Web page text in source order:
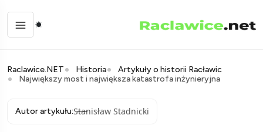
Raclawice.NET Historia
Artykuły o historii Racławic
Największy most i największa katastrofa inżynieryjna
Autor artykułu:Stanisław Stadnicki